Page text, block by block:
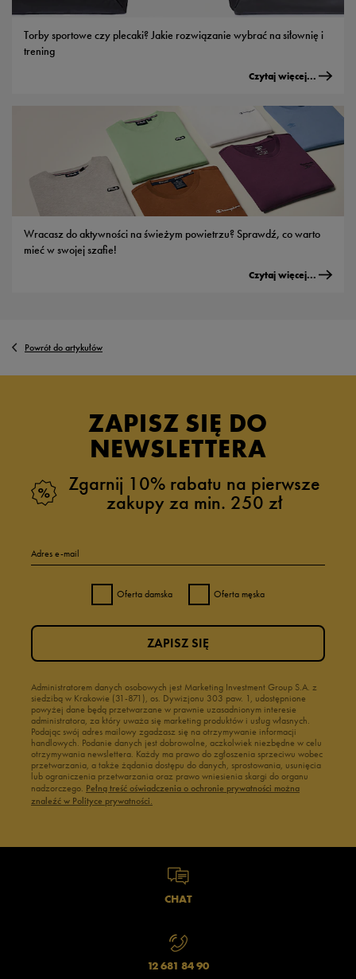
Torby sportowe czy plecaki? Jakie rozwiązanie wybrać na siłownię i
trening
Czytaj więcej...
Wracasz do aktywności na świeżym powietrzu? Sprawdź, co warto
mieć w swojej szafie!
Czytaj więcej...
Powrót do artykułów
ZAPISZ SIĘ DO
NEWSLETTERA
Zgarnij 10% rabatu na pierwsze
zakupy za min. 250 zł
Adres e-mail
Oferta damska Oferta męska
Administratorem danych osobowych jest Marketing Investment Group S.A. z
siedzibą w Krakowie (31-871), os. Dywizjonu 303 paw. 1, udostępnione
powyżej dane będą przetwarzane w prawnie uzasadnionym interesie
administratora, za który uważa się marketing produktów i usług własnych.
Podając swój adres mailowy zgadzasz się na otrzymywanie informacji
handlowych. Podanie danych jest dobrowolne, aczkolwiek niezbędne w celu
otrzymywania newslettera. Każdy ma prawo do zgłoszenia sprzeciwu wobec
przetwarzania, a także żądania dostępu do danych, sprostowania, usunięcia
lub ograniczenia przetwarzania oraz prawo wniesienia skargi do organu
nadzorczego. Pełną treść oświadczenia o ochronie prywatności można
znaleźć w Polityce prywatności.
ZAPISZ SIĘ
CHAT
12 681 84 90